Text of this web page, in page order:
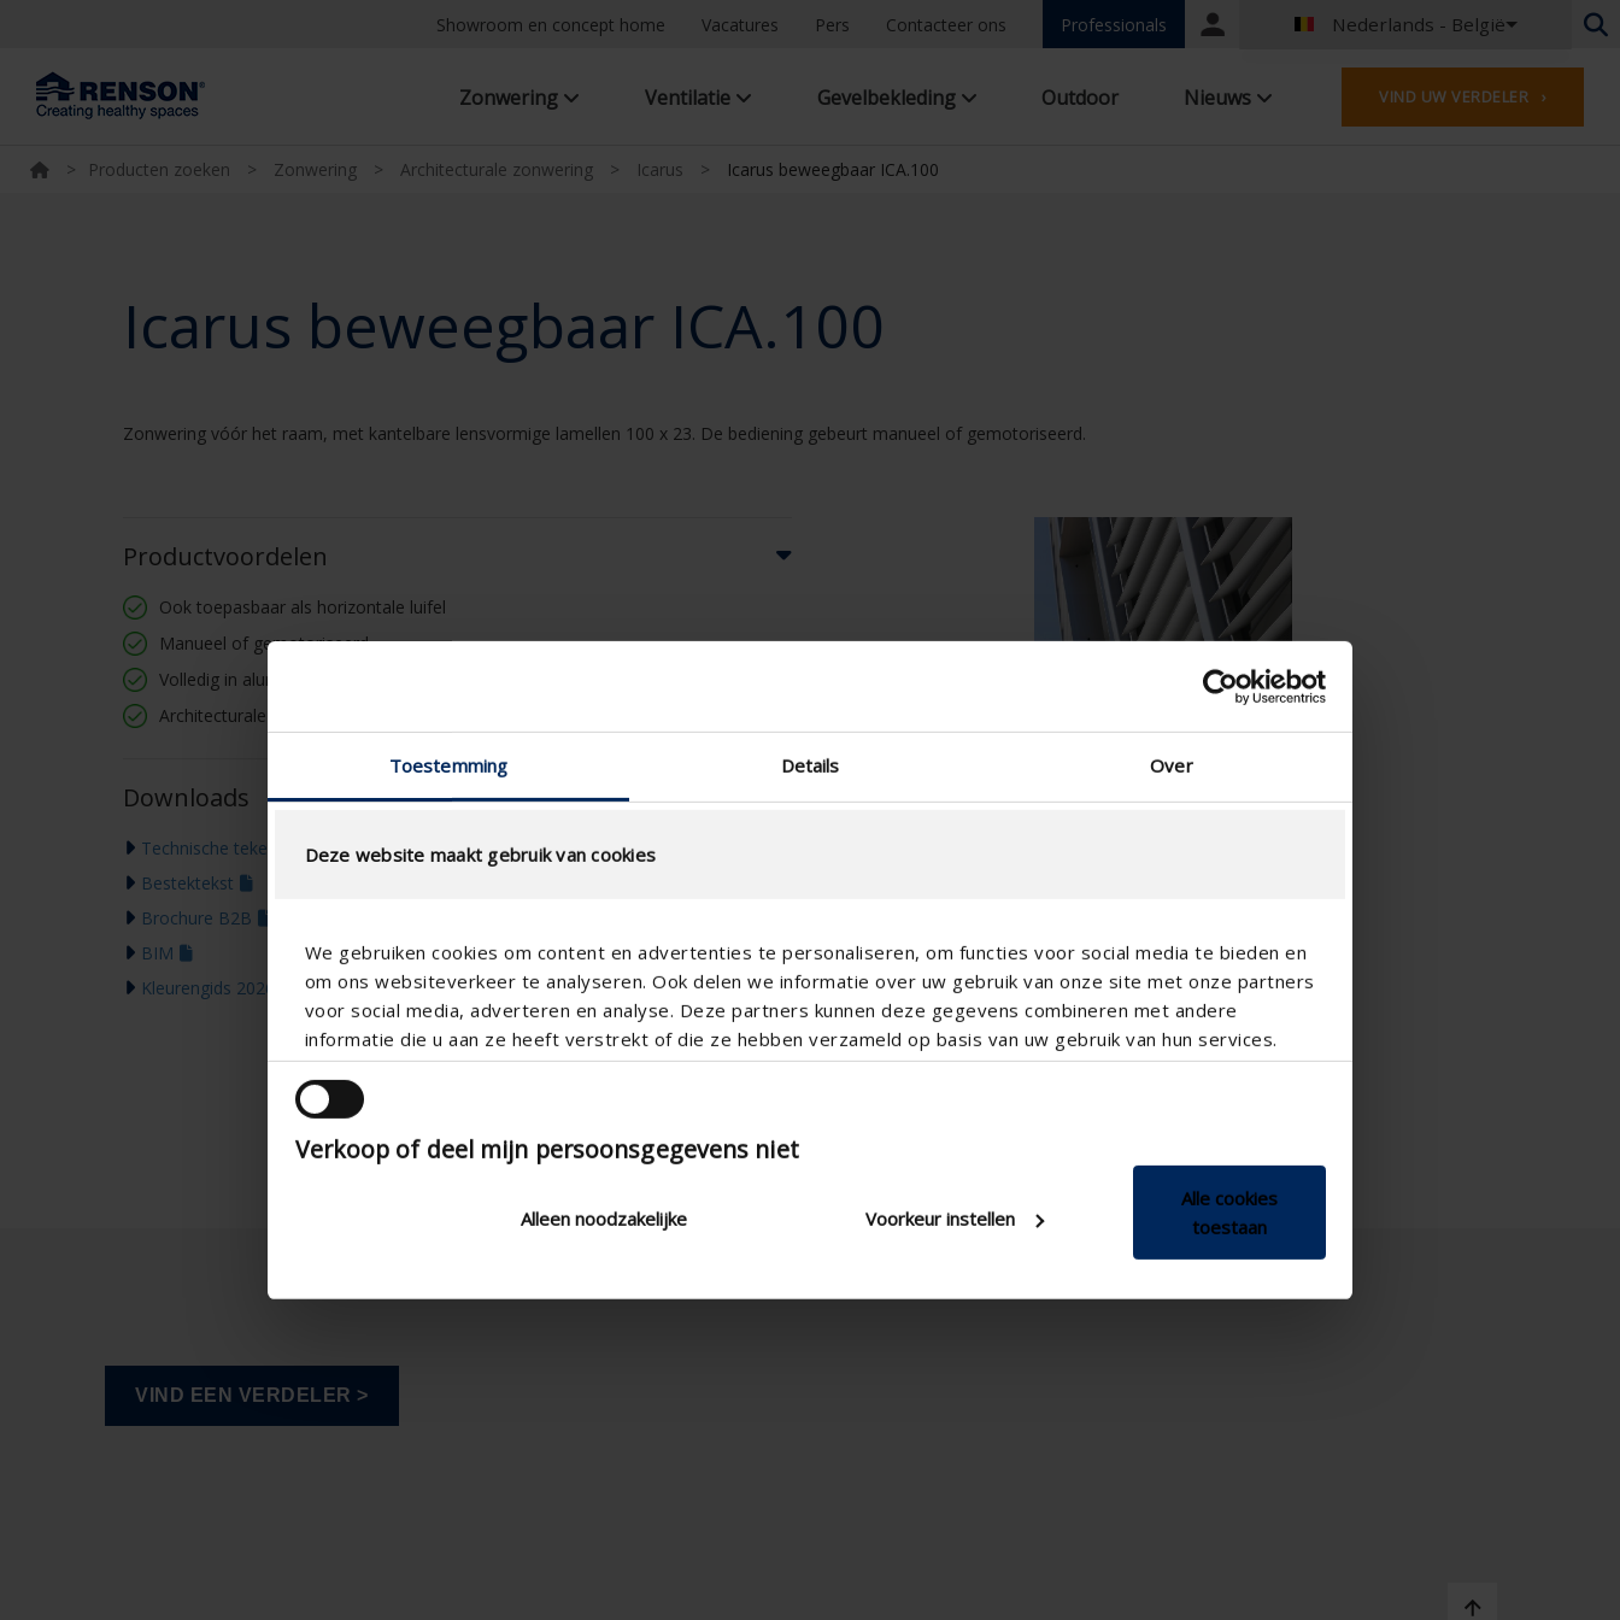
Toestemming Details Over
Deze website maakt gebruik van cookies
We gebruiken cookies om content en advertenties te personaliseren, om functies voor social media te bieden en
om ons websiteverkeer te analyseren. Ook delen we informatie over uw gebruik van onze site met onze partners
voor social media, adverteren en analyse. Deze partners kunnen deze gegevens combineren met andere
informatie die u aan ze heeft verstrekt of die ze hebben verzameld op basis van uw gebruik van hun services.
Verkoop of deel mijn persoonsgegevens niet
Alleen noodzakelijke Voorkeur instellen
Alle cookies
toestaan
Showroom en concept home Vacatures Pers Contacteer ons Professionals
Portal
Nederlands - België
Nederlands - België
Frans - België
Nederlands - Nederland
Zonwering Ventilatie Gevelbekleding Outdoor Nieuws VIND UW VERDELER ›
> Producten zoeken > Zonwering > Architecturale zonwering > Icarus > Icarus beweegbaar ICA.100
Icarus beweegbaar ICA.100
Zonwering vóór het raam, met kantelbare lensvormige lamellen 100 x 23. De bediening gebeurt manueel of gemotoriseerd.
Productvoordelen
Ook toepasbaar als horizontale luifel
Manueel of gemotoriseerd
Volledig in aluminium
Architecturale eye-catcher
Downloads
Technische tekening
Bestektekst
Brochure B2B
BIM
Kleurengids 2026